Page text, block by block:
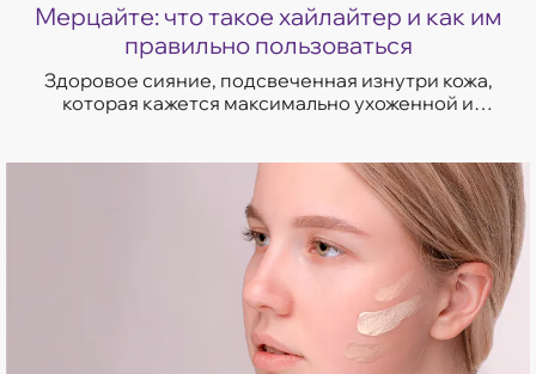
Мерцайте: что такое хайлайтер и как им
правильно пользоваться
Здоровое сияние, подсвеченная изнутри кожа,
которая кажется максимально ухоженной и
отдох...